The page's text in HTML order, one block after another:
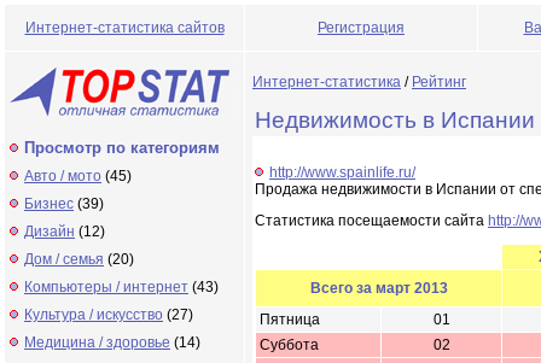
Интернет-статистика сайтов Регистрация
Просмотр по категориям
Авто / мото (45)
Бизнес (39)
Дизайн (12)
Дом / семья (20)
Компьютеры / интернет (43)
Культура / искусство (27)
Медицина / здоровье (14)
Интернет-статистика / Рейтинг
Недвижимость в Испании
http://www.spainlife.ru/
Продажа недвижимости в Испании от
Статистика посещаемости сайта http://
Всего за март 2013
Пятница
01
Суббота
02